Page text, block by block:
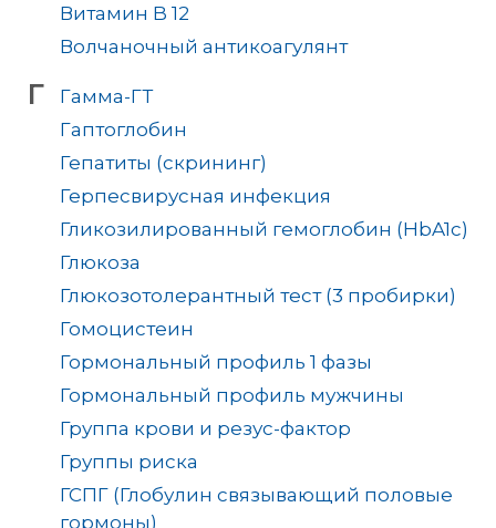
Витамин B 12
Волчаночный антикоагулянт
Г
Гамма-ГТ
Гаптоглобин
Гепатиты (скрининг)
Герпесвирусная инфекция
Гликозилированный гемоглобин (HbA1c)
Глюкоза
Глюкозотолерантный тест (3 пробирки)
Гомоцистеин
Гормональный профиль 1 фазы
Гормональный профиль мужчины
Группа крови и резус-фактор
Группы риска
ГСПГ (Глобулин связывающий половые
гормоны)